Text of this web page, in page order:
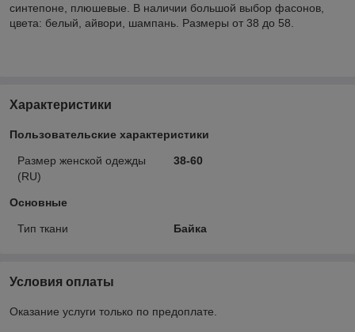
синтепоне, плюшевые. В наличии большой выбор фасонов,
цвета: белый, айвори, шампань. Размеры от 38 до 58.
Характеристики
Пользовательские характеристики
Размер женской одежды
(RU)
38-60
Основные
Тип ткани Байка
Условия оплаты
Оказание услуги только по предоплате.